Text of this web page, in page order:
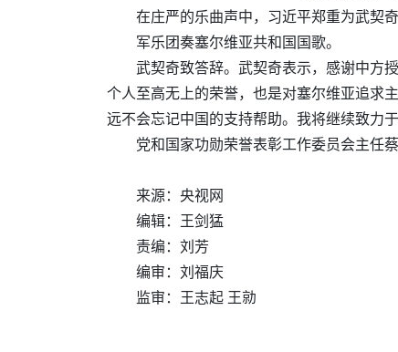
在庄严的乐曲声中，习近平郑重为武契
军乐团奏塞尔维亚共和国国歌。
武契奇致答辞。武契奇表示，感谢中方
个人至高无上的荣誉，也是对塞尔维亚追求
远不会忘记中国的支持帮助。我将继续致力
党和国家功勋荣誉表彰工作委员会主任
来源：央视网
编辑：王剑猛
责编：刘芳
编审：刘福庆
监审：王志起 王勍